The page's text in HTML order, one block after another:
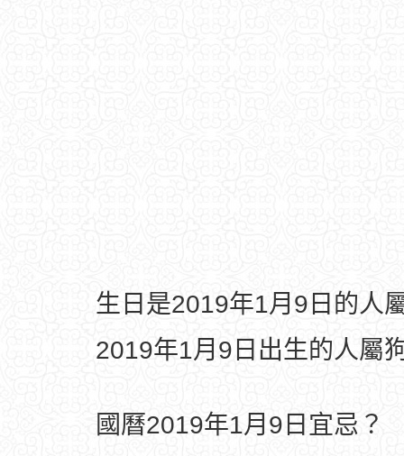
生日是2019年1月9日的人
2019年1月9日出生的人屬
國曆2019年1月9日宜忌？